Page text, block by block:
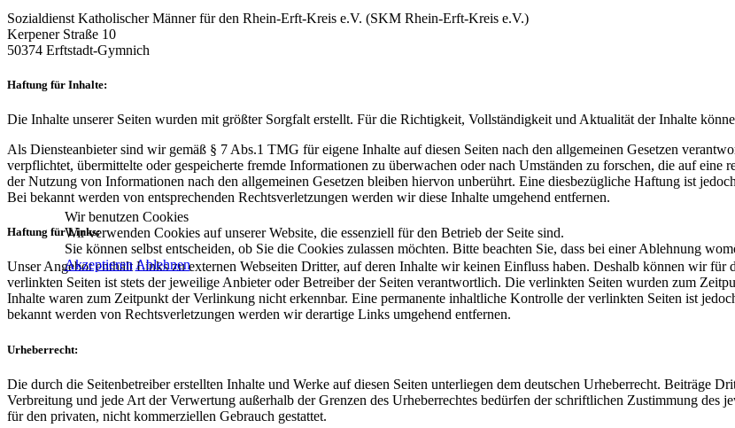
Sozialdienst Katholischer Männer für den Rhein-Erft-Kreis e.V. (SKM Rhein-Erft-Kreis e.V.)
Kerpener Straße 10
50374 Erftstadt-Gymnich
Haftung für Inhalte:
Die Inhalte unserer Seiten wurden mit größter Sorgfalt erstellt. Für die Richtigkeit, Vollständigkeit und Aktualität der Inhalte
Als Diensteanbieter sind wir gemäß § 7 Abs.1 TMG für eigene Inhalte auf diesen Seiten nach den allgemeinen Gesetzen
verpflichtet, übermittelte oder gespeicherte fremde Informationen zu überwachen oder nach Umständen zu forschen, die auf
der Nutzung von Informationen nach den allgemeinen Gesetzen bleiben hiervon unberührt. Eine diesbezügliche Haftung ist
Bei bekannt werden von entsprechenden Rechtsverletzungen werden wir diese Inhalte umgehend entfernen.
Haftung für Links:
Unser Angebot enthält Links zu externen Webseiten Dritter, auf deren Inhalte wir keinen Einfluss haben. Deshalb können wir für
verlinkten Seiten ist stets der jeweilige Anbieter oder Betreiber der Seiten verantwortlich. Die verlinkten Seiten wurden zum
Inhalte waren zum Zeitpunkt der Verlinkung nicht erkennbar. Eine permanente inhaltliche Kontrolle der verlinkten Seiten ist
bekannt werden von Rechtsverletzungen werden wir derartige Links umgehend entfernen.
Urheberrecht:
Die durch die Seitenbetreiber erstellten Inhalte und Werke auf diesen Seiten unterliegen dem deutschen Urheberrecht. Beiträge
Verbreitung und jede Art der Verwertung außerhalb der Grenzen des Urheberrechtes bedürfen der schriftlichen Zustimmung
für den privaten, nicht kommerziellen Gebrauch gestattet.
Wir benutzen Cookies
Wir verwenden Cookies auf unserer Website, die essenziell für den Betrieb der Seite sind.
Sie können selbst entscheiden, ob Sie die Cookies zulassen möchten. Bitte beachten Sie, dass bei einer Ablehnung
Akzeptieren Ablehnen